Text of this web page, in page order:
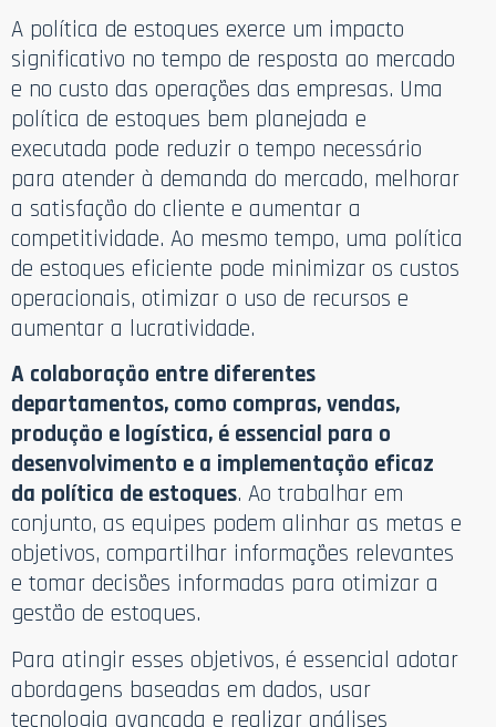
A política de estoques exerce um impacto
significativo no tempo de resposta ao mercado
e no custo das operações das empresas. Uma
política de estoques bem planejada e
executada pode reduzir o tempo necessário
para atender à demanda do mercado, melhorar
a satisfação do cliente e aumentar a
competitividade. Ao mesmo tempo, uma política
de estoques eficiente pode minimizar os custos
operacionais, otimizar o uso de recursos e
aumentar a lucratividade.
A colaboração entre diferentes
departamentos, como compras, vendas,
produção e logística, é essencial para o
desenvolvimento e a implementação eficaz
da política de estoques. Ao trabalhar em
conjunto, as equipes podem alinhar as metas e
objetivos, compartilhar informações relevantes
e tomar decisões informadas para otimizar a
gestão de estoques.
Para atingir esses objetivos, é essencial adotar
abordagens baseadas em dados, usar
tecnologia avançada e realizar análises